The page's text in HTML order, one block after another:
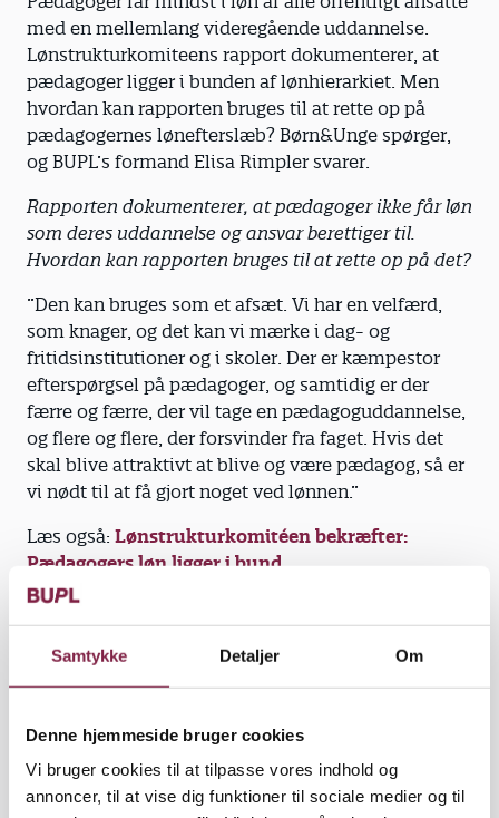
Samtykke Detaljer Om
Denne hjemmeside bruger cookies
Vi bruger cookies til at tilpasse vores indhold og
annoncer, til at vise dig funktioner til sociale medier og til
med en mellemlang videregående uddannelse.
Lønstrukturkomiteens rapport dokumenterer, at
pædagoger ligger i bunden af lønhierarkiet. Men
hvordan kan rapporten bruges til at rette op på
pædagogernes lønefterslæb? Børn&Unge spørger,
og BUPL’s formand Elisa Rimpler svarer.
Rapporten dokumenterer, at pædagoger ikke får løn
som deres uddannelse og ansvar berettiger til.
Hvordan kan rapporten bruges til at rette op på det?
”Den kan bruges som et afsæt. Vi har en velfærd,
som knager, og det kan vi mærke i dag- og
fritidsinstitutioner og i skoler. Der er kæmpestor
efterspørgsel på pædagoger, og samtidig er der
færre og færre, der vil tage en pædagoguddannelse,
og flere og flere, der forsvinder fra faget. Hvis det
skal blive attraktivt at blive og være pædagog, så er
vi nødt til at få gjort noget ved lønnen.”
Læs også: Lønstrukturkomitéen bekræfter:
Pædagogers løn ligger i bund
Regeringen har for længst lovet
kroner af til at løfte lønnen for visse faggrupper.
Kommer rapporten til at spille en rolle i de
”Det gør den, for den dokumenterer det, vi hele
tiden har sagt, at pædagoger ligger allernederst i
lønhierarkiet, og at vi netop ikke får den løn, vores